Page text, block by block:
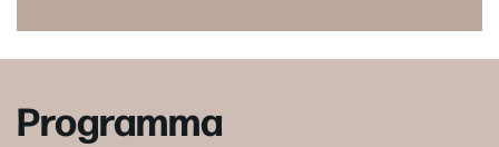
Programma